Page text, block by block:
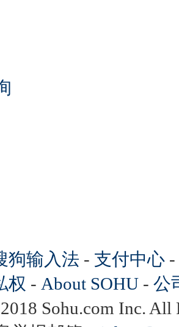
狗输入法 - 支付中心 -
权 - About SOHU - 公
2018 Sohu.com Inc.